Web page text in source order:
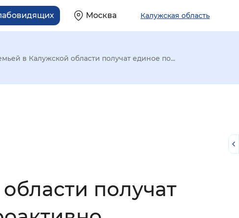
Москва Калужская область
в Калужской области получат единое по...
получат